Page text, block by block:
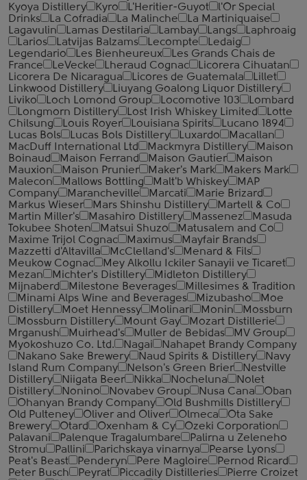
Kyoya Distillery
Kyro L'Heritier-Guyot
l'Or Special
Drinks
La Cofradia La Malinche
La Martiniquaise
Lagavulin
Lamas Destilaria Lambay Langs
Laphroaig
Larios
Latvijas Balzams Lecompte
Ledaig
Legendario
Les Bienheureux
Les Grands Chais de
France
LeVecke Lheraud Cognac
Licorera Cihuatan
Licorera De Nicaragua
Licores de Guatemala
Lillet
Linkwood Distillery
Liuyang Goalong Liquor Distillery
Liviko
Loch Lomond Group Locomotive 103
Lombard
Longmorn Distillery
Lost Irish Whiskey Limited
Lotte
Chilsung
Louis Royer Louisiana Spirits
Lucano 1894
Lucas Bols
Lucas Bols Distillery Luxardo
Macallan
MacDuff International Ltd
Mackmyra Distillery
Maison
Boinaud
Maison Ferrand Maison Gautier
Maison
Mauxion
Maison Prunier Maker's Mark
Makers Mark
Malecon
Mallows Bottling Malt'b Whiskey
MAP
Company
Marancheville Marcati
Marie Brizard
Markus Wieser
Mars Shinshu Distillery
Martell & Co
Martin Miller's
Masahiro Distillery Massenez
Masuda
Tokubee Shoten
Matsui Shuzo
Matusalem and Co
Maxime Trijol Cognac
Maximus
Mayfair Brands
Mazzetti d'Altavilla
McClelland's
Menard & Fils
Meukow Cognac
Mey Alkollu Ickiler Sanayii ve Ticaret
Mezan
Michter's Distillery
Midleton Distillery
Mijnaberd
Milestone Beverages
Millesimes & Tradition
Minami Alps Wine and Beverages
Mizubasho
Moe
Distillery
Moet Hennessy Molinari Monin
Mossburn
Mossburn Distillery
Mount Gay
Mozart Distillerie
Mrganush
Muirhead's Muller de Bebidas
MV Group
Myokoshuzo Co. Ltd.
Nagai
Nahapet Brandy Company
Nakano Sake Brewery
Naud Spirits & Distillery
Navy
Island Rum Company
Nelson's Green Brier
Nestville
Distillery
Niigata Beer Nikka Nocheluna
Nolet
Distillery
Nonino Novabev Group Nusa Cana
Oban
Ohanyan Brandy Company
Old Bushmills Distillery
Old Pulteney
Oliver and Oliver Olmeca
Ota Sake
Brewery
Otard Oxenham & Cy
Ozeki Corporation
Palavani
Palenque Tragalumbare
Palirna u Zeleneho
Stromu
Pallini Parichskaya vinarnya
Pearse Lyons
Peat's Beast
Penderyn Pere Magloire
Pernod Ricard
Peter Busch
Peyrat Piccadily Distilleries
Pierre Croizet